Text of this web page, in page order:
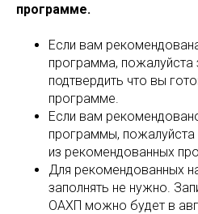
программе.
Если вам
программа,
подтвердить что вы
программе.
Если вам
программы, пожалуйста
из рекомендованных
Для рекомендованных
заполнять не нужно.
ОАХП можно будет в